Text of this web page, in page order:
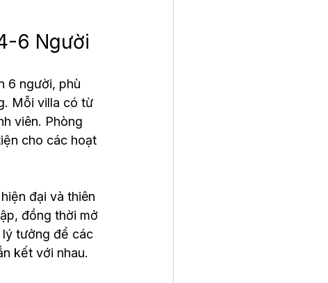
6 Người
6 người, phù
Mỗi villa có từ
viên. Phòng
cho các hoạt
đại và thiên
đồng thời mở
lý tưởng để các
kết với nhau.